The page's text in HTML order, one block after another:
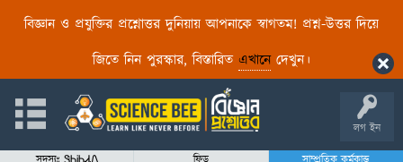
বিজ্ঞান ও প্রযুক্তির প্রশ্নোত্তর দুনিয়ায় আপনাকে স্বাগতম! প্রশ্ন-উত্তর দিয়ে
জিতে নিন পুরস্কার, বিস্তারিত এখানেদেখুন।
লগ ইন